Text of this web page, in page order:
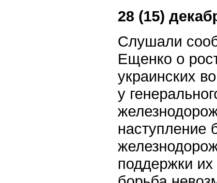
28 (15)
Слушали
Ещенко о
украинских
у
наступление
поддержки